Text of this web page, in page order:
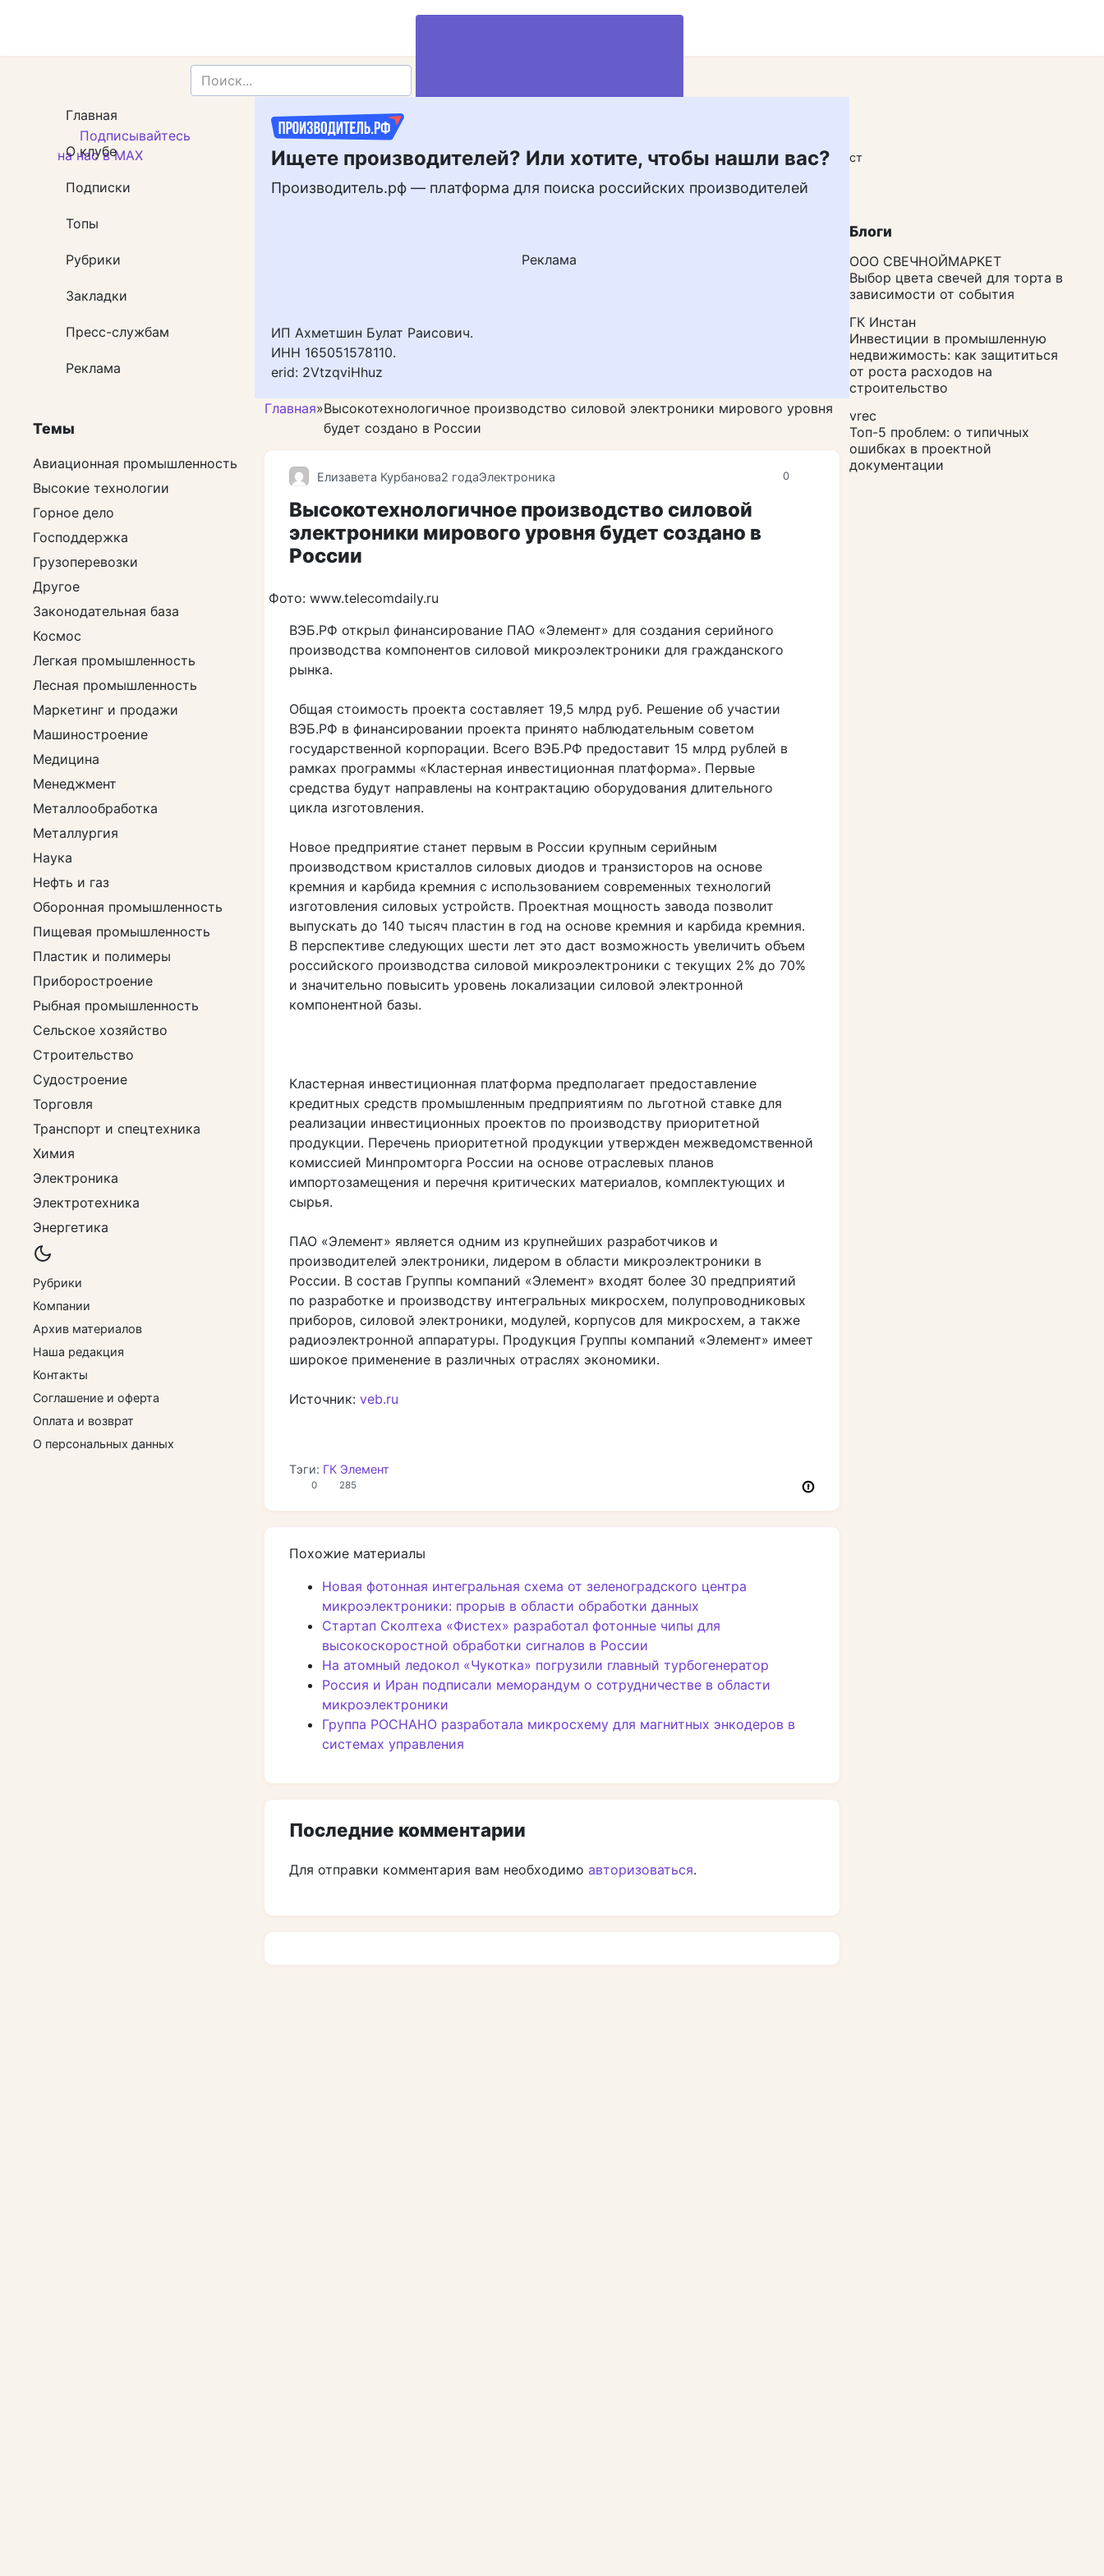
Подписывайтесь
на нас в MAX
Вступить в клуб Добавить пост
Ищете производителей? Или хотите, чтобы нашли вас?
Производитель.рф — платформа для поиска российских производителей
Реклама
ИП Ахметшин Булат Раисович.
ИНН 165051578110.
erid: 2VtzqviHhuz
Главная»Высокотехнологичное производство силовой электроники мирового уровня
будет создано в России
0
Елизавета Курбанова2 годаЭлектроника
Высокотехнологичное производство силовой
электроники мирового уровня будет создано в
России
Фото: www.telecomdaily.ru
ВЭБ.РФ открыл финансирование ПАО «Элемент» для создания серийного
производства компонентов силовой микроэлектроники для гражданского
рынка.
Общая стоимость проекта составляет 19,5 млрд руб. Решение об участии
ВЭБ.РФ в финансировании проекта принято наблюдательным советом
государственной корпорации. Всего ВЭБ.РФ предоставит 15 млрд рублей в
рамках программы «Кластерная инвестиционная платформа». Первые
средства будут направлены на контрактацию оборудования длительного
цикла изготовления.
Новое предприятие станет первым в России крупным серийным
производством кристаллов силовых диодов и транзисторов на основе
кремния и карбида кремния с использованием современных технологий
изготовления силовых устройств. Проектная мощность завода позволит
выпускать до 140 тысяч пластин в год на основе кремния и карбида кремния.
В перспективе следующих шести лет это даст возможность увеличить объем
российского производства силовой микроэлектроники с текущих 2% до 70%
и значительно повысить уровень локализации силовой электронной
компонентной базы.
Кластерная инвестиционная платформа предполагает предоставление
кредитных средств промышленным предприятиям по льготной ставке для
реализации инвестиционных проектов по производству приоритетной
продукции. Перечень приоритетной продукции утвержден межведомственной
комиссией Минпромторга России на основе отраслевых планов
импортозамещения и перечня критических материалов, комплектующих и
сырья.
ПАО «Элемент» является одним из крупнейших разработчиков и
производителей электроники, лидером в области микроэлектроники в
России. В состав Группы компаний «Элемент» входят более 30 предприятий
по разработке и производству интегральных микросхем, полупроводниковых
приборов, силовой электроники, модулей, корпусов для микросхем, а также
радиоэлектронной аппаратуры. Продукция Группы компаний «Элемент» имеет
широкое применение в различных отраслях экономики.
Источник: veb.ru
Тэги: ГК Элемент
0 285
Похожие материалы
Новая фотонная интегральная схема от зеленоградского центра
микроэлектроники: прорыв в области обработки данных
Стартап Сколтеха «Фистех» разработал фотонные чипы для
высокоскоростной обработки сигналов в России
На атомный ледокол «Чукотка» погрузили главный турбогенератор
Россия и Иран подписали меморандум о сотрудничестве в области
микроэлектроники
Группа РОСНАНО разработала микросхему для магнитных энкодеров в
системах управления
Последние комментарии
Для отправки комментария вам необходимо авторизоваться.
Главная
О клубе
Подписки
Топы
Рубрики
Закладки
Пресс-службам
Реклама
Темы
Авиационная промышленность
Высокие технологии
Горное дело
Господдержка
Грузоперевозки
Другое
Законодательная база
Космос
Легкая промышленность
Лесная промышленность
Маркетинг и продажи
Машиностроение
Медицина
Менеджмент
Металлообработка
Металлургия
Наука
Нефть и газ
Оборонная промышленность
Пищевая промышленность
Пластик и полимеры
Приборостроение
Рыбная промышленность
Сельское хозяйство
Строительство
Судостроение
Торговля
Транспорт и спецтехника
Химия
Электроника
Электротехника
Энергетика
Рубрики
Компании
Архив материалов
Наша редакция
Контакты
Соглашение и оферта
Оплата и возврат
О персональных данных
Блоги
ООО СВЕЧНОЙМАРКЕТ
Выбор цвета свечей для торта в
зависимости от события
ГК Инстан
Инвестиции в промышленную
недвижимость: как защититься
от роста расходов на
строительство
vrec
Топ-5 проблем: о типичных
ошибках в проектной
документации